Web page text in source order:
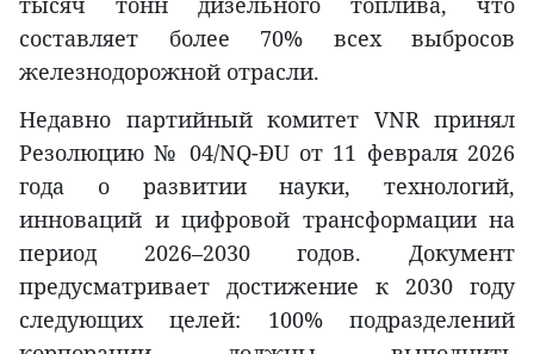
составляет более 70% всех выбросов
железнодорожной отрасли.
Недавно партийный комитет VNR принял
Резолюцию № 04/NQ-ĐU от 11 февраля 2026
года о развитии науки, технологий,
инноваций и цифровой трансформации на
период 2026–2030 годов. Документ
предусматривает достижение к 2030 году
следующих целей: 100% подразделений